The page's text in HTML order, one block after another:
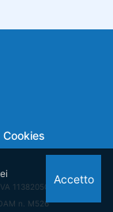
Cookies
11382050018
n. M526
Accetto